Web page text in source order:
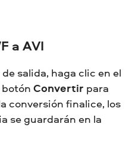
a AVI
salida, haga clic en el
botónConvertir para
conversión finalice, los
se guardarán en la